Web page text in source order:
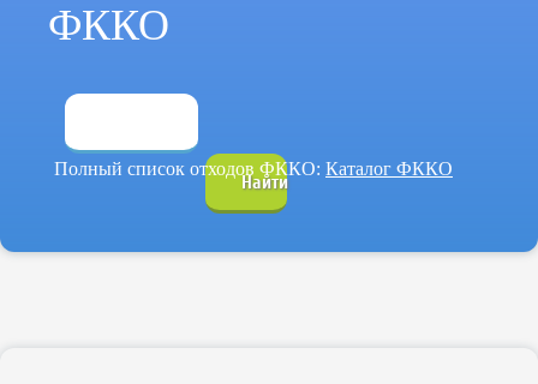
ФККО
Найти
Полный список отходов ФККО: Каталог ФККО